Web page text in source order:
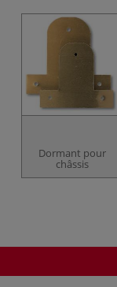
Dormant pour
châssis